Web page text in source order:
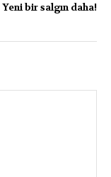
Yeni bir salgın daha!